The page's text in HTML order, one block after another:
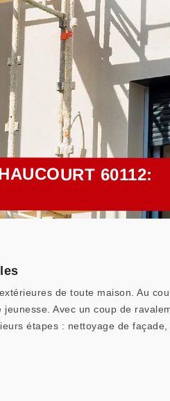
60112:
de toute maison. Au
Avec un coup de
étapes : nettoyage de